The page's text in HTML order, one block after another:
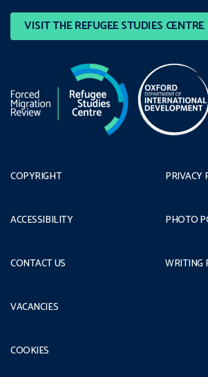
VISIT THE REFUGEE STUDIES CENTRE
COPYRIGHT
ACCESSIBILITY
CONTACT US
PRIVACY
PHOTO
WRITING
VACANCIES
COOKIES